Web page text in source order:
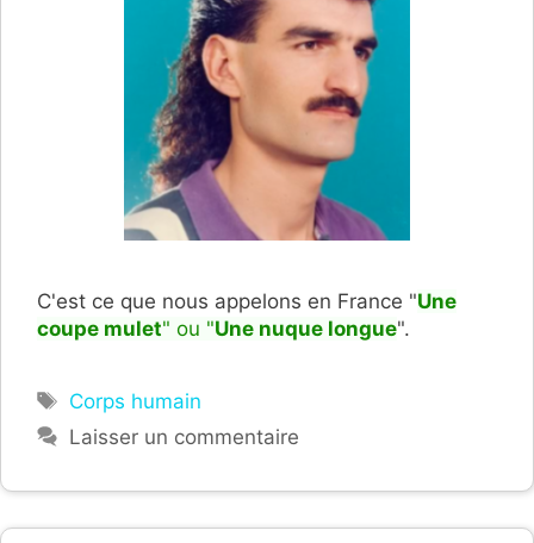
C'est ce que nous appelons en France "Une
coupe mulet" ou "Une nuque longue".
Étiquettes
Corps humain
Laisser un commentaire